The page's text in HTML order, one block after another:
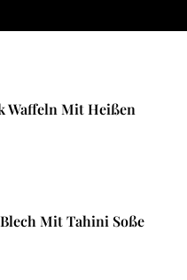
Waffeln Mit Heißen
Mit Tahini Soße